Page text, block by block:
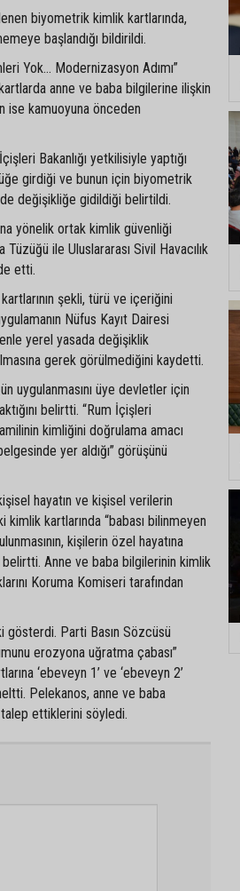
biyometrik kimlik kartlarında,
başlandığı bildirildi.
Yok… Modernizasyon Adımı”
anne ve baba bilgilerine ilişkin
ise kamuoyuna önceden
Bakanlığı yetkilisiyle yaptığı
girdiği ve bunun için biyometrik
değişikliğe gidildiği belirtildi.
yönelik ortak kimlik güvenliği
ile Uluslararası Sivil Havacılık
etti.
şekli, türü ve içeriğini
Nüfus Kayıt Dairesi
yerel yasada değişiklik
gerek görülmediğini kaydetti.
uygulanmasını üye devletler için
belirtti. “Rum İçişleri
kimliğini doğrulama amacı
yer aldığı” görüşünü
hayatın ve kişisel verilerin
kartlarında “babası bilinmeyen
kişilerin özel hayatına
belirtti. Anne ve baba bilgilerinin kimlik
Koruma Komiseri tarafından
gösterdi. Parti Basın Sözcüsü
erozyona uğratma çabası”
‘ebeveyn 1’ ve ‘ebeveyn 2’
Pelekanos, anne ve baba
ettiklerini söyledi.